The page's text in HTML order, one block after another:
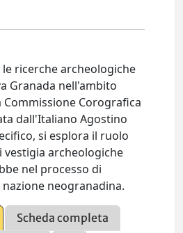
ricerche archeologiche
Granada nell'ambito
Corografica
dall'Italiano Agostino
si esplora il ruolo
vestigia archeologiche
nel processo di
neogranadina.
Scheda completa